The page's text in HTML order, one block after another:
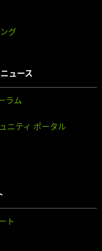
グ
ュース
ラム
ニティ ポータル
ト